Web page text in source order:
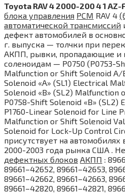
Toyota RAV 4 2000-200 4 1 AZ-
блока управления PCM RAV 4
автоматической трансмиссий
дефект автомобилей в
г. выпуска — толчки при
АКПП, рывки, пропадающие и
соленоидам — P0750 (P0753-
Malfunction or Shift Solenoid
Solenoid «A» (SL1) Electrical
Solenoid «B» (SL2) Malfunction
P0758-Shift Solenoid «B» (SL2)
P1760-Linear Solenoid for Line
Malfunction or Shift Solenoid
Solenoid for Lock-Up Control
присутствует на автомобилях
2000-2003 года рынка США .
дефектных блоков АКПП :
89661–42652, 89661–42653,
89661–42662, 89661–42663,
89661–42820, 89661–42821,